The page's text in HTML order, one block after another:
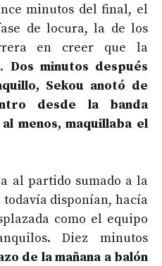
minutos del final, el
de locura, la de los
en creer que la
Dos minutos después
Sekou anotó de
desde la banda
menos, maquillaba el
al partido sumado a la
disponían, hacía
como el equipo
Diez minutos
de la mañana a balón